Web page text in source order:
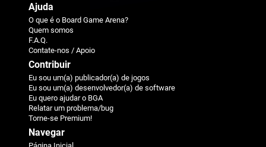
Ajuda
O que é o Board Game Arena?
Quem somos
F.A.Q.
Contate-nos / Apoio
Contribuir
Eu sou um(a) publicador(a) de jogos
Eu sou um(a) desenvolvedor(a) de software
Eu quero ajudar o BGA
Relatar um problema/bug
Torne-se Premium!
Navegar